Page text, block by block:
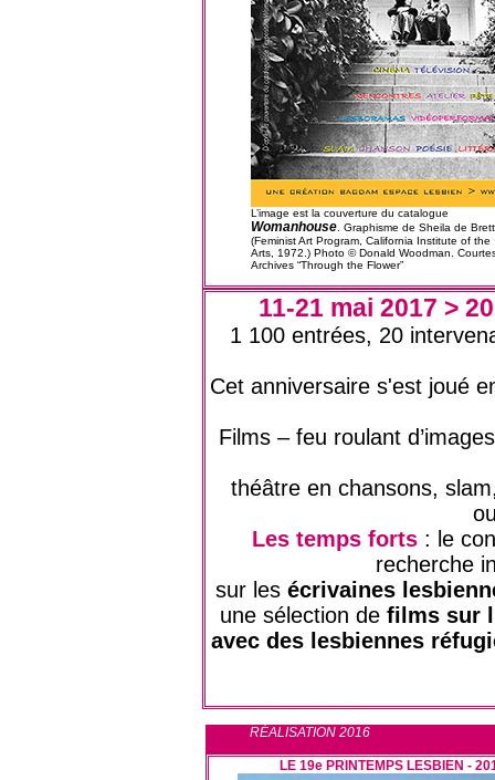
L’image est la couverture du catalogue
Womanhouse . Graphisme de Sheila de
(Feminist Art Program, California Institute of the
Arts, 1972.) Photo © Donald Woodman.
Archives “Through the Flower”
11-21 mai 2017 >
1 100 entrées, 20
Cet anniversaire s'est joué
Films – feu roulant
théâtre en chansons,
Les temps forts: le
recherche
sur les écrivaines
une sélection defilms sur
avec des lesbiennes
RÉALISATION 2016
LE 19e PRINTEMPS LESBIEN -